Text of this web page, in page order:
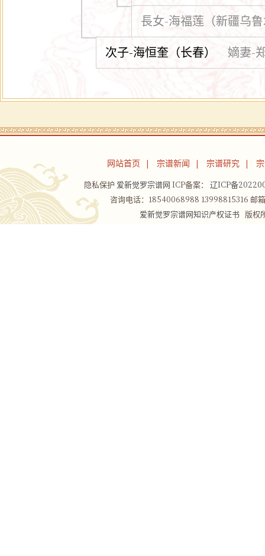
長女-海福莲（新疆乌
次子-海恒奎（长春） 嫡妻-
网站首页 宗谱新闻 宗谱研究
隐私保护 爱新觉罗宗谱网 ICP备案： 辽ICP备
咨询电话：18540068988 13998815316
爱新觉罗宗谱网知识产权证书版权